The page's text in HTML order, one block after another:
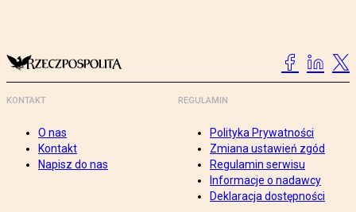
KONTAKT
O nas
Kontakt
Napisz do nas
REGULAMIN
Polityka Prywatności
Zmiana ustawień zgód
Regulamin serwisu
Informacje o nadawcy
Deklaracja dostępności